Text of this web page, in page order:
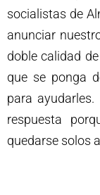
socialistas de
anunciar
doble calidad
que se ponga
para
respuesta
quedarse solos